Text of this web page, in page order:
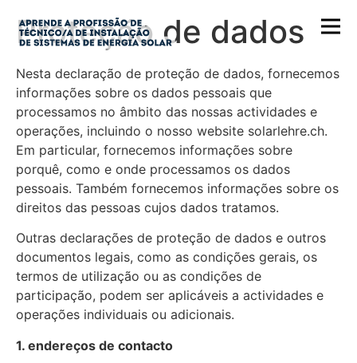
Proteção de dados
Nesta declaração de proteção de dados, fornecemos
informações sobre os dados pessoais que
processamos no âmbito das nossas actividades e
operações, incluindo o nosso website solarlehre.ch.
Em particular, fornecemos informações sobre
porquê, como e onde processamos os dados
pessoais. Também fornecemos informações sobre os
direitos das pessoas cujos dados tratamos.
Outras declarações de proteção de dados e outros
documentos legais, como as condições gerais, os
termos de utilização ou as condições de
participação, podem ser aplicáveis a actividades e
operações individuais ou adicionais.
1. endereços de contacto